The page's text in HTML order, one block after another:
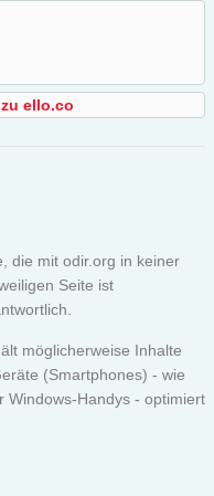
ello.co
die mit odir.org in keiner
Seite ist
möglicherweise Inhalte
(Smartphones) - wie
Windows-Handys - optimiert